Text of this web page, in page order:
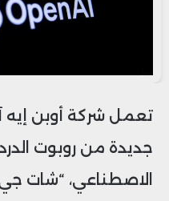
تعمل شركة أوبن
جديدة من روبوت
الاصطناعي، “شات